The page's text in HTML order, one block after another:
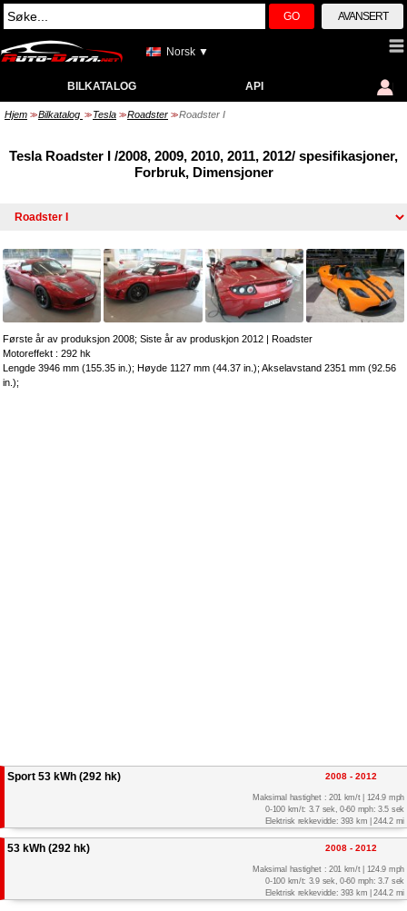
GO AVANSERT
Norsk ▼
BILKATALOG API
Hjem >> Bilkatalog >> Tesla >> Roadster >> Roadster I
Tesla Roadster I /2008, 2009, 2010, 2011, 2012/ spesifikasjoner,
Forbruk, Dimensjoner
Første år av produksjon 2008; Siste år av produskjon 2012 | Roadster
Motoreffekt : 292 hk
Lengde 3946 mm (155.35 in.); Høyde 1127 mm (44.37 in.); Akselavstand 2351 mm (92.56
in.);
Sport 53 kWh (292 hk) 2008 - 2012
Maksimal hastighet : 201 km/t | 124.9 mph
0-100 km/t: 3.7 sek, 0-60 mph: 3.5 sek
Elektrisk rekkevidde: 393 km | 244.2 mi
53 kWh (292 hk) 2008 - 2012
Maksimal hastighet : 201 km/t | 124.9 mph
0-100 km/t: 3.9 sek, 0-60 mph: 3.7 sek
Elektrisk rekkevidde: 393 km | 244.2 mi